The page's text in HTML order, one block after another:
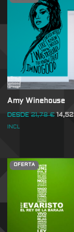
Amy Winehouse
DESDE 21,78€ 14,52
INCL
OFERTA